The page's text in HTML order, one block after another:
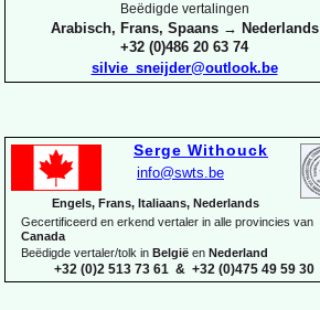
Beëdigde vertalingen
Arabisch, Frans, Spaans → Nederlands
+32 (0)486 20 63 74
silvie_sneijder@outlook.be
Serge Withouck
info@swts.be
Engels, Frans, Italiaans, Nederlands
Gecertificeerd en erkend vertaler in alle provincies van
Canada
Beëdigde vertaler/tolk in België en Nederland
+32 (0)2 513 73 61 & +32 (0)475 49 59 30